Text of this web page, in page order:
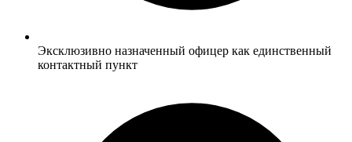
Эксклюзивно назначенный офицер как единственный
контактный пункт